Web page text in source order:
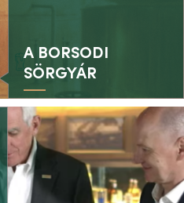
A BORSODI
SÖRGYÁR